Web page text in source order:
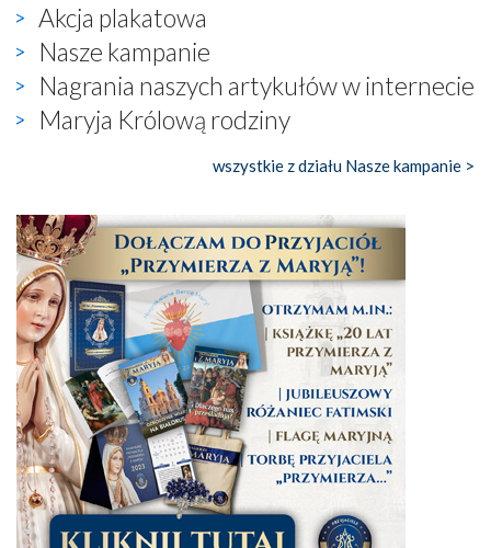
Akcja plakatowa
Nasze kampanie
Nagrania naszych artykułów w internecie
Maryja Królową rodziny
wszystkie z działu Nasze kampanie >